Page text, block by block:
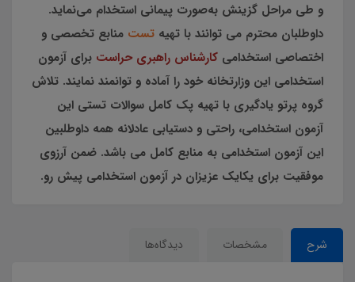
و طی مراحل گزینش به‌صورت پیمانی استخدام می‌نماید.
داوطلبان محترم می توانند با تهیه تست منابع تخصصی و
اختصاصی استخدامی کارشناس راهبری حراست برای آزمون
استخدامی این وزارتخانه خود را آماده و توانمند نمایند. تلاش
گروه پرتو یادگیری با تهیه پک کامل سوالات تستی این
آزمون استخدامی، راحتی و دستیابی عادلانه همه داوطلبین
این آزمون استخدامی به منابع کامل می باشد. ضمن آرزوی
موفقیت برای یکایک عزیزان در آزمون استخدامی پیش رو.
شرح مشخصات دیدگاه‌ها